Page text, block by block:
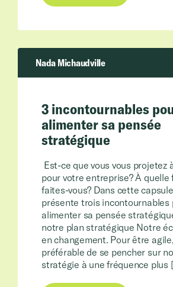
Nada Michaudville
3 incontournables
alimenter sa pensée
stratégique
Est-ce que vous vous projetez
pour votre entreprise? À quelle
faites-vous? Dans cette
présente trois incontournables
alimenter sa pensée
notre plan stratégique Notre
en changement. Pour être
préférable de se pencher sur
stratégie à une fréquence plus